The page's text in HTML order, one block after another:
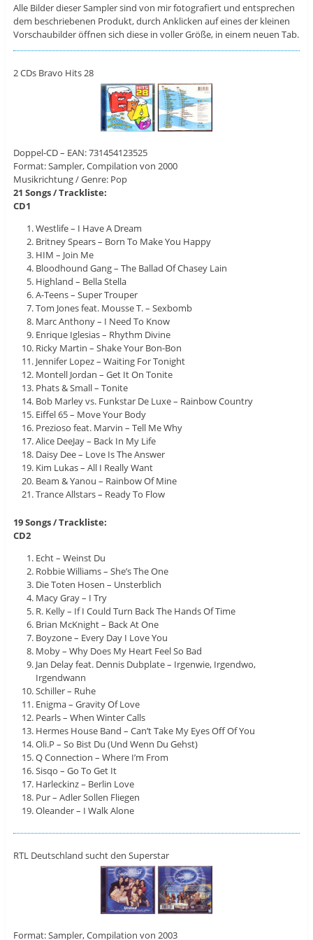
Alle Bilder dieser Sampler sind von mir fotografiert und entsprechen
dem beschriebenen Produkt, durch Anklicken auf eines der kleinen
Vorschaubilder öffnen sich diese in voller Größe, in einem neuen Tab.
2 CDs Bravo Hits 28
Doppel-CD – EAN: 731454123525
Format: Sampler, Compilation von 2000
Musikrichtung / Genre: Pop
21 Songs / Trackliste:
CD1
Westlife – I Have A Dream
Britney Spears – Born To Make You Happy
HIM – Join Me
Bloodhound Gang – The Ballad Of Chasey Lain
Highland – Bella Stella
A-Teens – Super Trouper
Tom Jones feat. Mousse T. – Sexbomb
Marc Anthony – I Need To Know
Enrique Iglesias – Rhythm Divine
Ricky Martin – Shake Your Bon-Bon
Jennifer Lopez – Waiting For Tonight
Montell Jordan – Get It On Tonite
Phats & Small – Tonite
Bob Marley vs. Funkstar De Luxe – Rainbow Country
Eiffel 65 – Move Your Body
Prezioso feat. Marvin – Tell Me Why
Alice DeeJay – Back In My Life
Daisy Dee – Love Is The Answer
Kim Lukas – All I Really Want
Beam & Yanou – Rainbow Of Mine
Trance Allstars – Ready To Flow
19 Songs / Trackliste:
CD2
Echt – Weinst Du
Robbie Williams – She’s The One
Die Toten Hosen – Unsterblich
Macy Gray – I Try
R. Kelly – If I Could Turn Back The Hands Of Time
Brian McKnight – Back At One
Boyzone – Every Day I Love You
Moby – Why Does My Heart Feel So Bad
Jan Delay feat. Dennis Dubplate – Irgenwie, Irgendwo,
Irgendwann
Schiller – Ruhe
Enigma – Gravity Of Love
Pearls – When Winter Calls
Hermes House Band – Can’t Take My Eyes Off Of You
Oli.P – So Bist Du (Und Wenn Du Gehst)
Q Connection – Where I’m From
Sisqo – Go To Get It
Harleckinz – Berlin Love
Pur – Adler Sollen Fliegen
Oleander – I Walk Alone
RTL Deutschland sucht den Superstar
Format: Sampler, Compilation von 2003